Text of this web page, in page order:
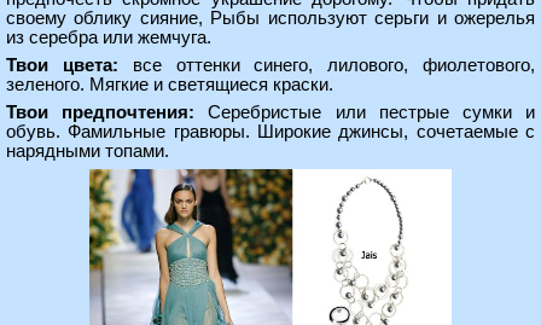
своему облику сияние, Рыбы используют серьги и ожерелья
из серебра или жемчуга.
Твои цвета: все оттенки синего, лилового, фиолетового,
зеленого. Мягкие и светящиеся краски.
Твои предпочтения:Серебристые или пестрые сумки и
обувь. Фамильные гравюры. Широкие джинсы, сочетаемые с
нарядными топами.